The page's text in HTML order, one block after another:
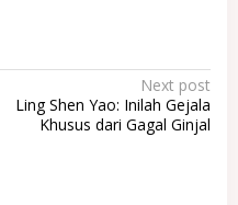
Next post
Ling Shen Yao: Inilah Gejala
Khusus dari Gagal Ginjal